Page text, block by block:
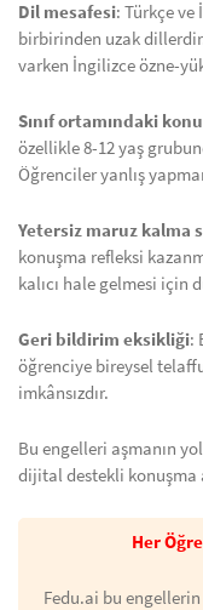
Dil mesafesi: Türkçe
birbirinden uzak dillerdir.
varken İngilizce özne-
Sınıf ortamındaki
özellikle 8-12 yaş
Öğrenciler yanlış
Yetersiz maruz kalma
konuşma refleksi
kalıcı hale gelmesi için
Geri bildirim eksikliği:
öğrenciye bireysel
imkânsızdır.
Bu engelleri aşmanın
dijital destekli konuşma
Her
Fedu.ai bu